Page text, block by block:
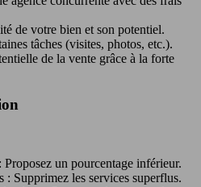
de votre bien et son potentiel.
tâches (visites, photos, etc.).
de la vente grâce à la forte
un pourcentage inférieur.
: Supprimez les services superflus.